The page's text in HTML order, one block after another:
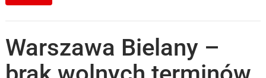
Warszawa Bielany –